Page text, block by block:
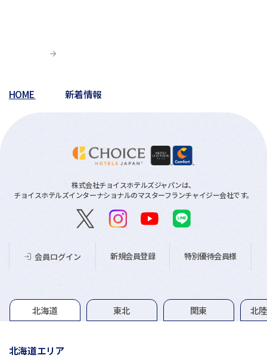
HOME 新着情報
株式会社チョイスホテルズジャパンは、
チョイスホテルズインターナショナルのマスターフランチャイジー会社です。
会員ログイン 新規会員登録 特別優待会員様
グループホテル一覧
北海道 東北 関東 北
北海道エリア